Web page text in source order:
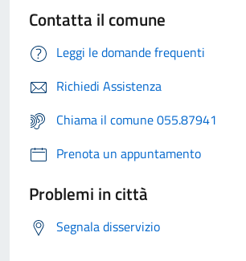
Contatta il comune
Leggi le domande frequenti
Richiedi Assistenza
Chiama il comune 055.87941
Prenota un appuntamento
Problemi in città
Segnala disservizio